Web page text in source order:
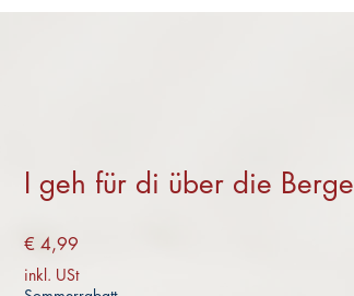
I geh für di über die Berge
€ 4,99
inkl. USt